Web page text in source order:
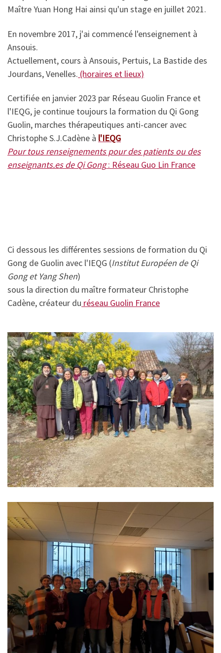
Maître Yuan Hong Hai ainsi qu'un stage en juillet 2021.
En novembre 2017, j'ai commencé l'enseignement à
Ansouis.
Actuellement, cours à Ansouis, Pertuis, La Bastide des
Jourdans, Venelles. (horaires et lieux)
Certifiée en janvier 2023 par Réseau Guolin France et
l'IEQG, je continue toujours la formation du Qi Gong
Guolin, marches thérapeutiques anti-cancer avec
Christophe S.J.Cadène à l'IEQG
Pour tous renseignements pour des patients ou des
enseignants.es de Qi Gong: Réseau Guo Lin France
Ci dessous les différentes sessions de formation du Qi
Gong de Guolin avec l'IEQG (Institut Européen de Qi
Gong et Yang Shen)
sous la direction du maître formateur Christophe
Cadène, créateur du réseau Guolin France